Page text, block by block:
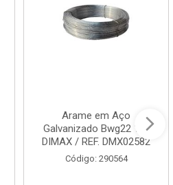
Arame em Aço
Galvanizado Bwg22 1kg
DIMAX / REF. DMX02582
Código: 290564